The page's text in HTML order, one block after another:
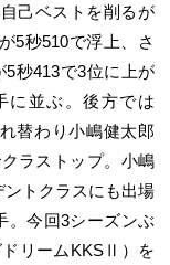
己ベストを削るが
5秒510で浮上、さ
5秒413で3位に上が
に並ぶ。後方では
替わり小嶋健太郎
ラストップ。小嶋
ントクラスにも出場
。今回3シーズンぶ
ドリームKKSⅡ）を